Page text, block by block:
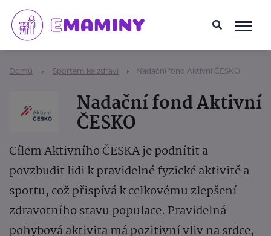
Domů Sportem ke zdraví Nadační fond Aktivní ČESKO
Nadační fond Aktivní
ČESKO
Cílem Aktivního ČESKA je podnítit a
povzbudit lidi k pravidelné fyzické aktivitě a
sportu, což přispívá k celkovému zlepšení
zdravotního stavu populace. Pravidelná
pohybová aktivita má pozitivní vliv na srdce,